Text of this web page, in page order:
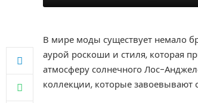
В мире моды существует немало
аурой роскоши и стиля, которая
атмосферу солнечного Лос-
коллекции, которые завоевывают